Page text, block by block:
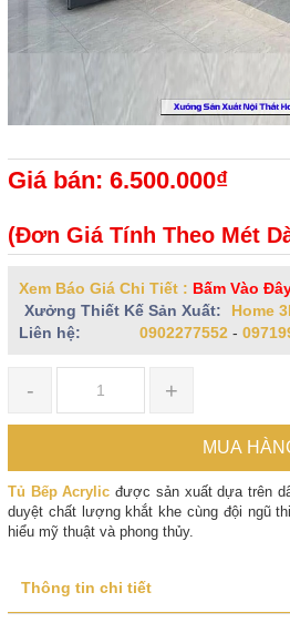
Giá bán: 6.500.000₫
(Đơn Giá Tính Theo Mét
Xem Báo Giá Chi Tiết : Bấm Vào
Xưởng Thiết Kế Sản Xuất:
Home
Liên hệ:
0902277552 -
- +
MUA
Tủ Bếp Acrylic được sản xuất dựa trên
duyệt chất lượng khắt khe cùng đội ngũ
hiểu mỹ thuật và phong thủy.
Thông tin chi tiết